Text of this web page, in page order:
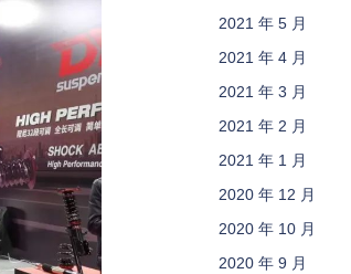
2021 年 5 月
2021 年 4 月
2021 年 3 月
2021 年 2 月
2021 年 1 月
2020 年 12 月
2020 年 10 月
2020 年 9 月